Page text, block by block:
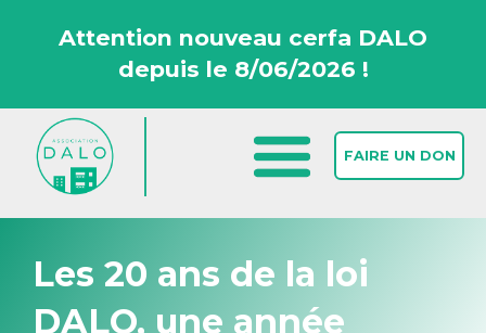
Attention nouveau cerfa DALO
depuis le 8/06/2026 !
FAIRE UN DON
Les 20 ans de la loi
DALO, une année